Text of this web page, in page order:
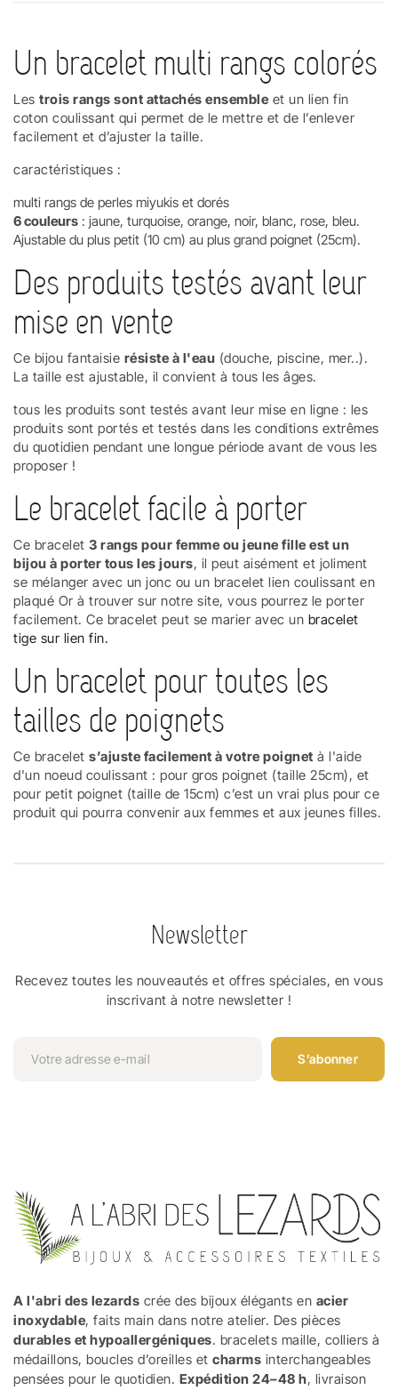
Un bracelet multi rangs colorés
Les trois rangs sont attachés ensemble et un lien fin
coton coulissant qui permet de le mettre et de l’enlever
facilement et d’ajuster la taille.
caractéristiques :
multi rangs de perles miyukis et dorés
6 couleurs : jaune, turquoise, orange, noir, blanc, rose, bleu.
Ajustable du plus petit (10 cm) au plus grand poignet (25cm).
Des produits testés avant leur
mise en vente
Ce bijou fantaisie résiste à l'eau (douche, piscine, mer..).
La taille est ajustable, il convient à tous les âges.
tous les produits sont testés avant leur mise en ligne : les
produits sont portés et testés dans les conditions extrêmes
du quotidien pendant une longue période avant de vous les
proposer !
Le bracelet facile à porter
Ce bracelet 3 rangs pour femme ou jeune fille est un
bijou à porter tous les jours, il peut aisément et joliment
se mélanger avec un jonc ou un bracelet lien coulissant en
plaqué Or à trouver sur notre site, vous pourrez le porter
facilement. Ce bracelet peut se marier avec un bracelet
tige sur lien fin.
Un bracelet pour toutes les
tailles de poignets
Ce bracelet s’ajuste facilement à votre poignet à l'aide
d'un noeud coulissant : pour gros poignet (taille 25cm), et
pour petit poignet (taille de 15cm) c’est un vrai plus pour ce
produit qui pourra convenir aux femmes et aux jeunes filles.
Newsletter
Recevez toutes les nouveautés et offres spéciales, en vous
inscrivant à notre newsletter !
S’abonner
A l'abri des lezards crée des bijoux élégants en acier
inoxydable, faits main dans notre atelier. Des pièces
durables et hypoallergéniques. bracelets maille, colliers à
médaillons, boucles d’oreilles et charms interchangeables
pensées pour le quotidien. Expédition 24–48 h, livraison